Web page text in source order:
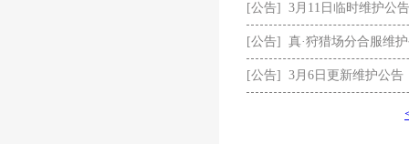
[公告] 3月11日临时维护公告
[公告] 真·狩猎场分合服维
[公告] 3月6日更新维护公告